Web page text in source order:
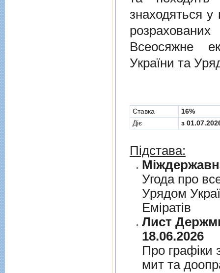
знаходяться у
Всеосяжне
України та
Cтавка
16%
Діє
з
Підстава:
Угода про
Урядом
Емiратiв
Лист
18.06.2026
Про графiки
мит та